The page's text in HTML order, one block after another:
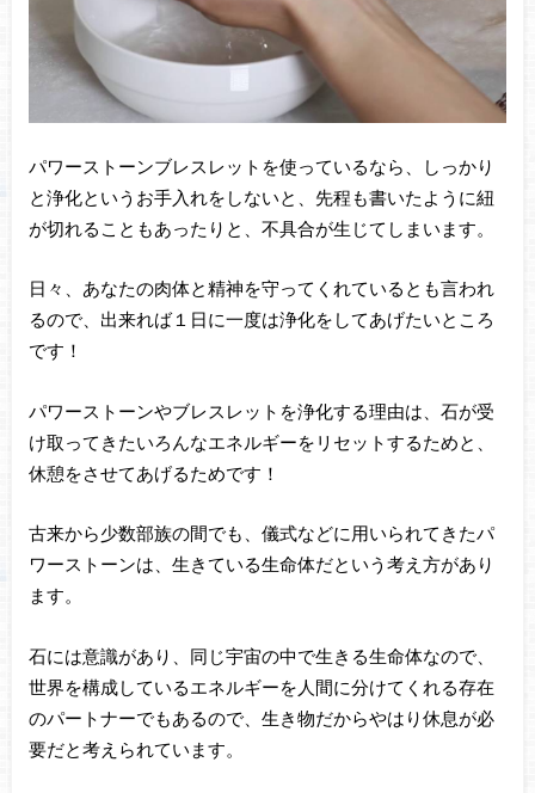
パワーストーンブレスレットを使っているなら、しっかり
と浄化というお手入れをしないと、先程も書いたように紐
が切れることもあったりと、不具合が生じてしまいます。
日々、あなたの肉体と精神を守ってくれているとも言われ
るので、出来れば１日に一度は浄化をしてあげたいところ
です！
パワーストーンやブレスレットを浄化する理由は、石が受
け取ってきたいろんなエネルギーをリセットするためと、
休憩をさせてあげるためです！
古来から少数部族の間でも、儀式などに用いられてきたパ
ワーストーンは、生きている生命体だという考え方があり
ます。
石には意識があり、同じ宇宙の中で生きる生命体なので、
世界を構成しているエネルギーを人間に分けてくれる存在
のパートナーでもあるので、生き物だからやはり休息が必
要だと考えられています。